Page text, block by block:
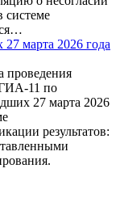
системе
марта 2026 года
проведения
11 по
27 марта 2026
результатов: